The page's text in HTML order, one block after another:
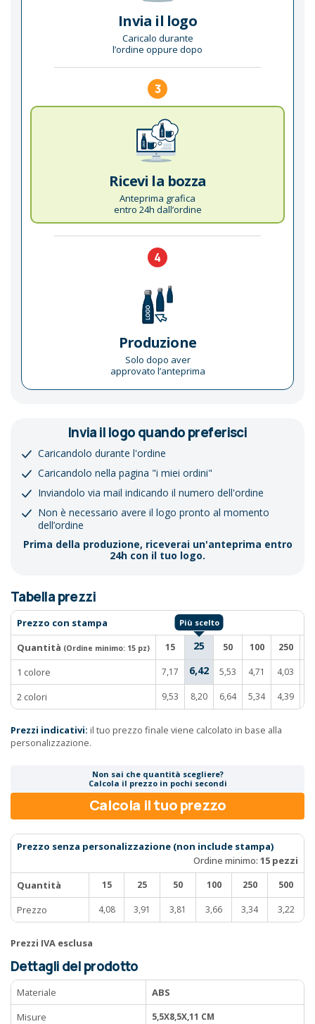
Invia il logo
Caricalo durante
l’ordine oppure dopo
3
Ricevi la bozza
Anteprima grafica
entro 24h dall’ordine
4
Produzione
Solo dopo aver
approvato l’anteprima
Invia il logo quando preferisci
Caricandolo durante l'ordine
Caricandolo nella pagina "i miei ordini"
Inviandolo via mail indicando il numero dell'ordine
Non è necessario avere il logo pronto al momento
dell’ordine
Prima della produzione, riceverai un'anteprima entro
24h con il tuo logo.
Tabella prezzi
Prezzo con stampa
Quantità (Ordine minimo: 15 pz) 15 25 50 100 250
1 colore 7,17 6,42 5,53 4,71 4,03
2 colori 9,53 8,20 6,64 5,34 4,39
Prezzi indicativi: il tuo prezzo finale viene calcolato in base alla
personalizzazione.
Non sai che quantità scegliere?
Calcola il prezzo in pochi secondi
Calcola il tuo prezzo
Prezzo senza personalizzazione (non include stampa)
Ordine minimo: 15 pezzi
Quantità
15 25 50 100 250 500
Prezzo 4,08 3,91 3,81 3,66 3,34 3,22
Prezzi IVA esclusa
Dettagli del prodotto
Materiale
ABS
Misure
5,5X8,5X,11 CM